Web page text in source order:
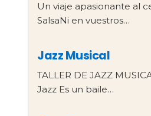
Un viaje apasionante al
SalsaNi en vuestros…
Jazz Musical
TALLER DE JAZZ
Jazz Es un baile…